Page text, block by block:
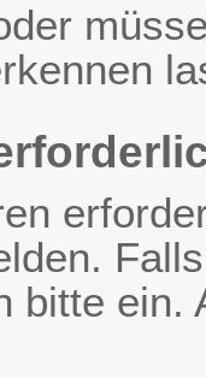
bitte ein.